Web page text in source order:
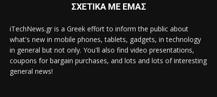
ΣΧΕΤΙΚΑ ΜΕ ΕΜΑΣ
iTechNews.gr is a Greek effort to inform the public about
what's new in mobile phones, tablets, gadgets, in technology
in general but not only. You'll also find video presentations,
coupons for bargain purchases, and lots and lots of interesting
general news!